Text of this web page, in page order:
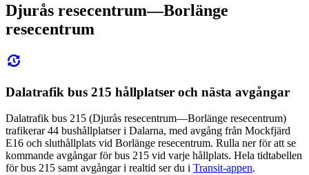
Djurås resecentrum—Borlänge
resecentrum
Dalatrafik bus 215 hållplatser och nästa avgångar
Dalatrafik bus 215 (Djurås resecentrum—Borlänge resecentrum)
trafikerar 44 bushållplatser i Dalarna, med avgång från Mockfjärd
E16 och sluthållplats vid Borlänge resecentrum. Rulla ner för att se
kommande avgångar för bus 215 vid varje hållplats. Hela tidtabellen
för bus 215 samt avgångar i realtid ser du i Transit-appen.